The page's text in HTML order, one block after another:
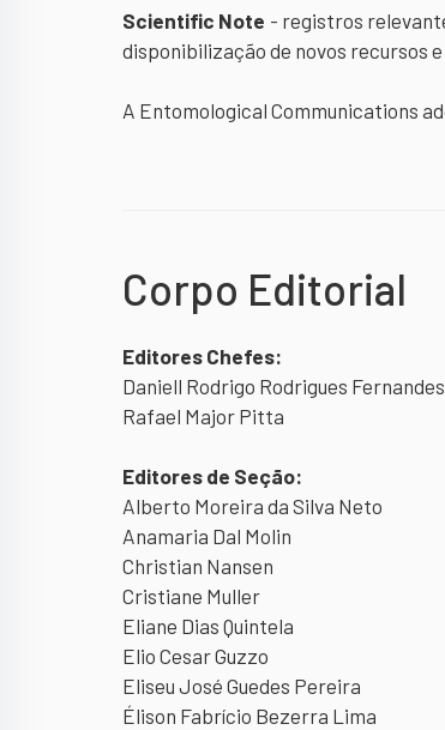
Scientific Note - registros
disponibilização de novos recursos
A Entomological Communications
Corpo Editorial
Editores Chefes:
Daniell Rodrigo Rodrigues Fernandes
Rafael Major Pitta
Editores de Seção:
Alberto Moreira da Silva Neto
Anamaria Dal Molin
Christian Nansen
Cristiane Muller
Eliane Dias Quintela
Elio Cesar Guzzo
Eliseu José Guedes Pereira
Élison Fabrício Bezerra Lima